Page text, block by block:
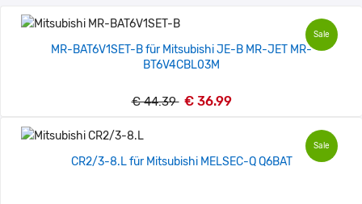
Sale
MR-BAT6V1SET-B für Mitsubishi JE-B MR-JET MR-
BT6V4CBL03M
€ 44.39 € 36.99
Sale
CR2/3-8.L für Mitsubishi MELSEC-Q Q6BAT